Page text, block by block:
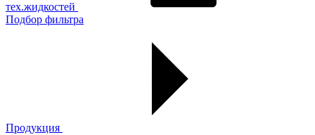
тех.жидкостей
Подбор фильтра
Продукция